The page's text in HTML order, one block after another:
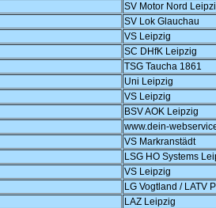
SV Motor Nord
SV Lok Glauchau
VS Leipzig
SC DHfK Leipzig
TSG Taucha 1861
Uni Leipzig
VS Leipzig
BSV AOK Leipzig
www.dein-
VS Markranstädt
LSG HO Systems
VS Leipzig
LG Vogtland / LATV
LAZ Leipzig